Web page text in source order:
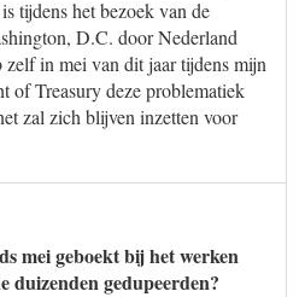
tijdens het bezoek van de
D.C. door Nederland
zelf in mei van dit jaar tijdens mijn
of Treasury deze problematiek
zal zich blijven inzetten voor
mei geboekt bij het werken
duizenden gedupeerden?